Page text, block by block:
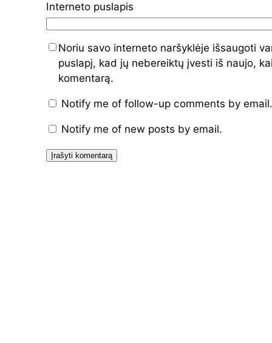
Interneto puslapis
Noriu savo interneto naršyklėje išsaugoti
puslapį, kad jų nebereiktų įvesti iš naujo,
komentarą.
Notify me of follow-up comments by email.
Notify me of new posts by email.